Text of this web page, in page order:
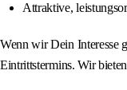
Attraktive,
Wenn wir Dein Interesse
Eintrittstermins. Wir